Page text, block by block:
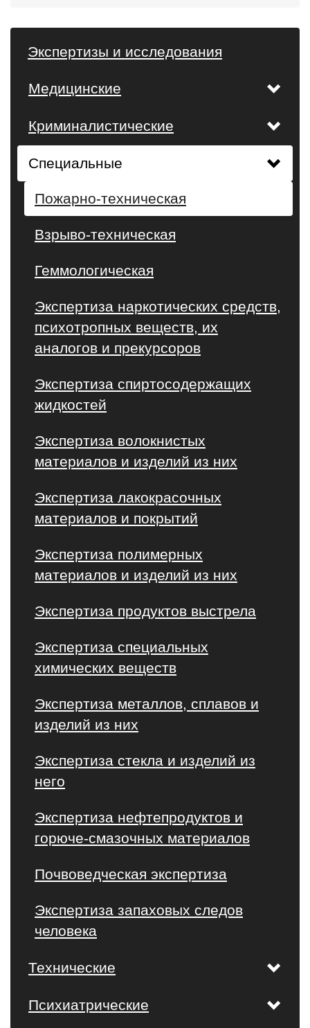
Экспертизы и исследования
Медицинские
Криминалистические
Специальные
Пожарно-техническая
Взрыво-техническая
Геммологическая
Экспертиза наркотических средств,
психотропных веществ, их
аналогов и прекурсоров
Экспертиза спиртосодержащих
жидкостей
Экспертиза волокнистых
материалов и изделий из них
Экспертиза лакокрасочных
материалов и покрытий
Экспертиза полимерных
материалов и изделий из них
Экспертиза продуктов выстрела
Экспертиза специальных
химических веществ
Экспертиза металлов, сплавов и
изделий из них
Экспертиза стекла и изделий из
него
Экспертиза нефтепродуктов и
горюче-смазочных материалов
Почвоведческая экспертиза
Экспертиза запаховых следов
человека
Технические
Психиатрические